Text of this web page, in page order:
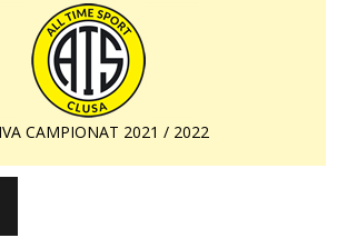
CAMPIONAT 2021 / 2022